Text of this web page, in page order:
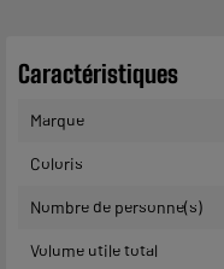
Caractéristiques
Marque
Coloris
Nombre de personne(s)
Volume utile total